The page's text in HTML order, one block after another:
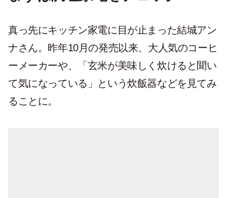
真っ先にキッチン家電に目が止まった結城アン
ナさん。昨年10月の発売以来、大人気のコーヒ
ーメーカーや、「玄米が美味しく炊けると聞い
て気になっている」という炊飯器などを見てみ
ることに。